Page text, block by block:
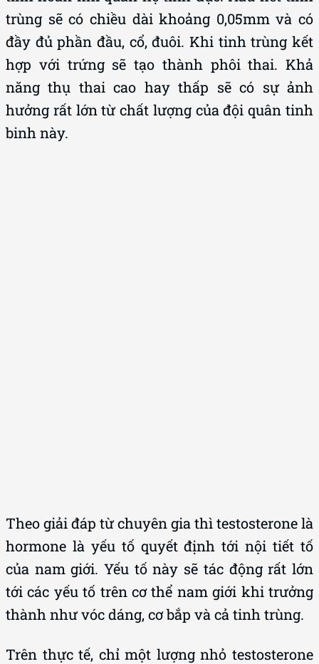
trùng sẽ có chiều dài khoảng 0,05mm và có
đầy đủ phần đầu, cổ, đuôi. Khi tinh trùng kết
hợp với trứng sẽ tạo thành phôi thai. Khả
năng thụ thai cao hay thấp sẽ có sự ảnh
hưởng rất lớn từ chất lượng của đội quân tinh
binh này.
Theo giải đáp từ chuyên gia thì testosterone là
hormone là yếu tố quyết định tới nội tiết tố
của nam giới. Yếu tố này sẽ tác động rất lớn
tới các yếu tố trên cơ thể nam giới khi trưởng
thành như vóc dáng, cơ bắp và cả tinh trùng.
Trên thực tế, chỉ một lượng nhỏ testosterone